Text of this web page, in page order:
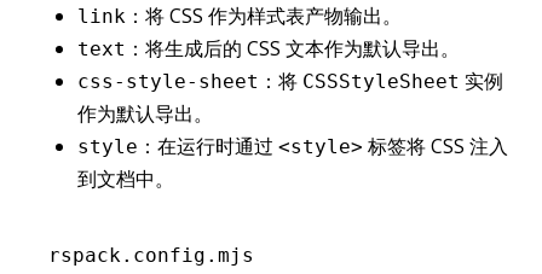
link ：将 CSS 作为样式表产物输出。
text ：将生成后的 CSS 文本作为默认导出。
css-style-sheet ：将 CSSStyleSheet 实例
作为默认导出。
style ：在运行时通过 <style> 标签将 CSS 注入
到文档中。
rspack.config.mjs